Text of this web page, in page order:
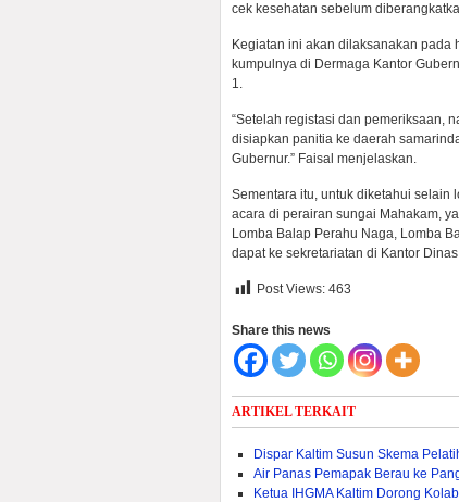
cek kesehatan sebelum
Kegiatan ini akan dilaksanakan pada
kumpulnya di Dermaga Kantor
1.
“Setelah registasi dan pemeriksaan,
disiapkan panitia ke daerah
Gubernur.” Faisal menjelaskan.
Sementara itu, untuk diketahui selain
acara di perairan sungai Mahakam,
Lomba Balap Perahu Naga, Lomba
dapat ke sekretariatan di Kantor
Post Views: 463
Share this news
ARTIKEL TERKAIT
Dispar Kaltim Susun Skema
Air Panas Pemapak Berau ke
Ketua IHGMA Kaltim Dorong